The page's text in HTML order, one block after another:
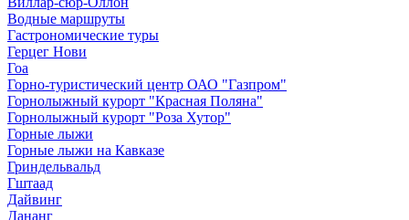
Водные маршруты
Гастрономические туры
Герцег Нови
Гоа
Горно-туристический центр ОАО "Газпром"
Горнолыжный курорт "Красная Поляна"
Горнолыжный курорт "Роза Хутор"
Горные лыжи
Горные лыжи на Кавказе
Гриндельвальд
Гштаад
Дайвинг
Дананг